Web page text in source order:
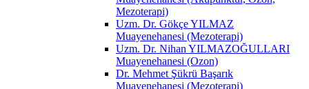
Mezoterapi)
Uzm. Dr. Gökçe YILMAZ
Muayenehanesi (Mezoterapi)
Uzm. Dr. Nihan YILMAZOĞULLARI
Muayenehanesi (Ozon)
Dr. Mehmet Şükrü Başarık
Muayenehanesi (Mezoterapi)